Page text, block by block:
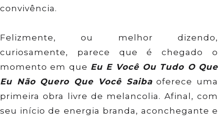
convivência.
Felizmente, ou melhor dizendo,
curiosamente, parece que é chegado o
momento em que Eu E Você Ou Tudo O Que
Eu Não Quero Que Você Saibaoferece uma
primeira obra livre de melancolia. Afinal, com
seu início de energia branda, aconchegante e